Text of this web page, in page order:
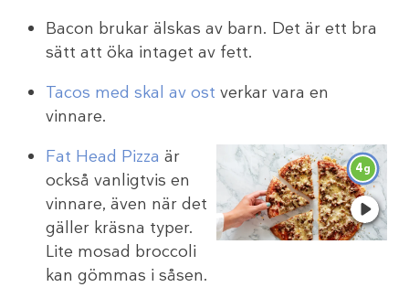
Bacon brukar älskas av barn. Det är ett bra
sätt att öka intaget av fett.
Tacos med skal av ost verkar vara en
vinnare.
4g
Fat Head Pizza är
också vanligtvis en
vinnare, även när det
gäller kräsna typer.
Lite mosad broccoli
kan gömmas i såsen.